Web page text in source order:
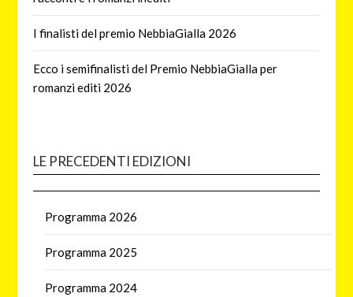
I finalisti del premio NebbiaGialla 2026
Ecco i semifinalisti del Premio NebbiaGialla per
romanzi editi 2026
LE PRECEDENTI EDIZIONI
Programma 2026
Programma 2025
Programma 2024